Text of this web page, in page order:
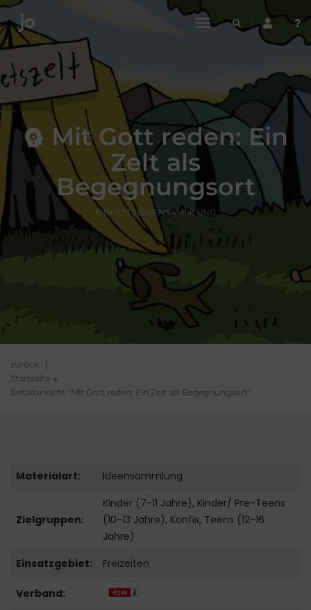
toggle
navigation
Mit Gott reden: Ein
Zelt als
Begegnungsort
EINHEIT | IDEENSAMMLUNG
zurück |
Startseite
Detailansicht "Mit Gott reden: Ein Zelt als Begegnungsort"
Materialart: Ideensammlung
Zielgruppen:
Kinder (7-11 Jahre), Kinder/ Pre-Teens
(10-13 Jahre), Konfis, Teens (12-16
Jahre)
Einsatzgebiet:
Freizeiten
Verband: